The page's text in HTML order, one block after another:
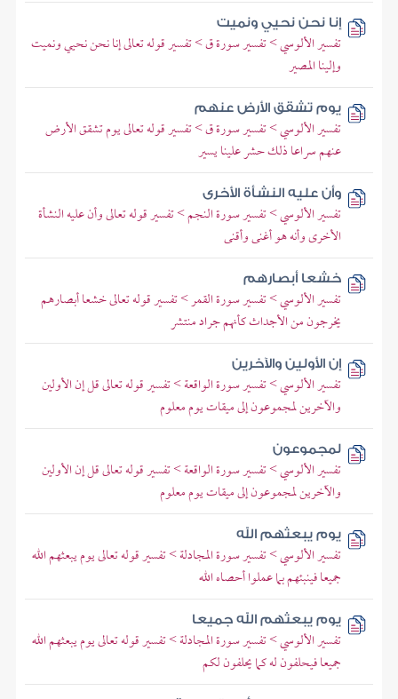
إنا نحن نحيي ونميت
تفسير الألوسي > تفسير سورة ق > تفسير قوله تعالى إنا نحن نحيي ونميت
وإلينا المصير
يوم تشقق الأرض عنهم
تفسير الألوسي > تفسير سورة ق > تفسير قوله تعالى يوم تشقق الأرض
عنهم سراعا ذلك حشر علينا يسير
وأن عليه النشأة الأخرى
تفسير الألوسي > تفسير سورة النجم > تفسير قوله تعالى وأن عليه النشأة
الأخرى وأنه هو أغنى وأقنى
خشعا أبصارهم
تفسير الألوسي > تفسير سورة القمر > تفسير قوله تعالى خشعا أبصارهم
يخرجون من الأجداث كأنهم جراد منتشر
إن الأولين والآخرين
تفسير الألوسي > تفسير سورة الواقعة > تفسير قوله تعالى قل إن الأولين
والآخرين لمجموعون إلى ميقات يوم معلوم
لمجموعون
تفسير الألوسي > تفسير سورة الواقعة > تفسير قوله تعالى قل إن الأولين
والآخرين لمجموعون إلى ميقات يوم معلوم
يوم يبعثهم الله
تفسير الألوسي > تفسير سورة المجادلة > تفسير قوله تعالى يوم يبعثهم الله
جميعا فينبئهم بما عملوا أحصاه الله
يوم يبعثهم الله جميعا
تفسير الألوسي > تفسير سورة المجادلة > تفسير قوله تعالى يوم يبعثهم الله
جميعا فيحلفون له كما يحلفون لكم